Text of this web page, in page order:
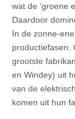
wat de ‘groene
Daardoor
In de zonne-
productiefasen.
grootste
en Windey) uit
van de
komen uit hun